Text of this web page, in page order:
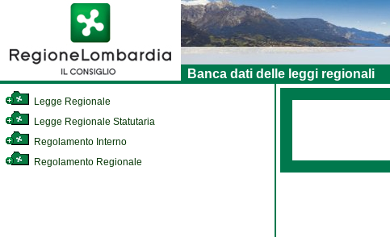
Banca dati delle leggi regionali
Legge Regionale
Legge Regionale Statutaria
Regolamento Interno
Regolamento Regionale